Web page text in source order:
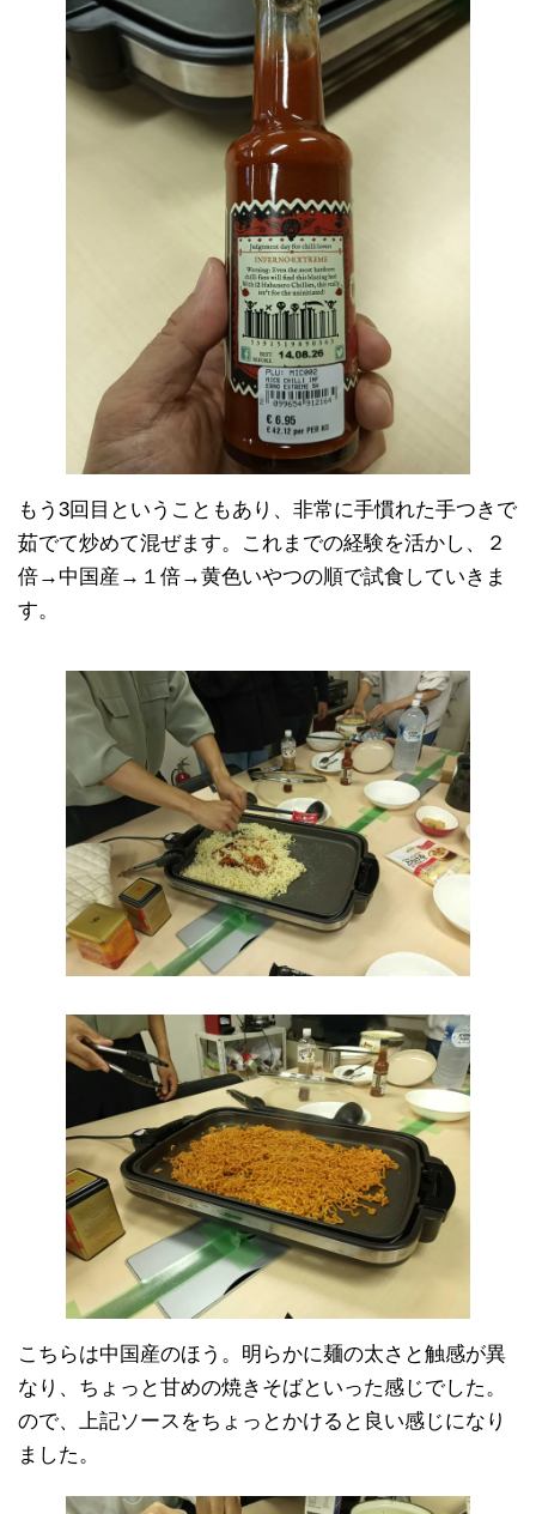
もう3回目ということもあり、非常に手慣れた手つきで
茹でて炒めて混ぜます。これまでの経験を活かし、２
倍→中国産→１倍→黄色いやつの順で試食していきま
す。
こちらは中国産のほう。明らかに麺の太さと触感が異
なり、ちょっと甘めの焼きそばといった感じでした。
ので、上記ソースをちょっとかけると良い感じになり
ました。